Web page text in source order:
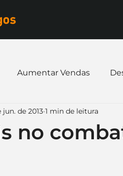
Aumentar Vendas
marketing Expandir
no
jun. de 2013 1 min de leitura
5 estrelas.